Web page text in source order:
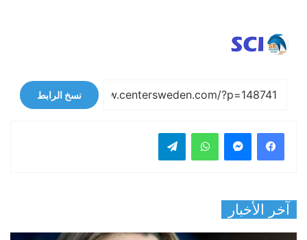
نسخ الرابط
فيسبوك واتساب
آخر الأخبار